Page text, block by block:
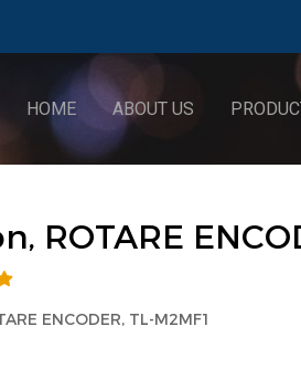
HOME ABOUT US
ROTARE
ENCODER, TL-M2MF1